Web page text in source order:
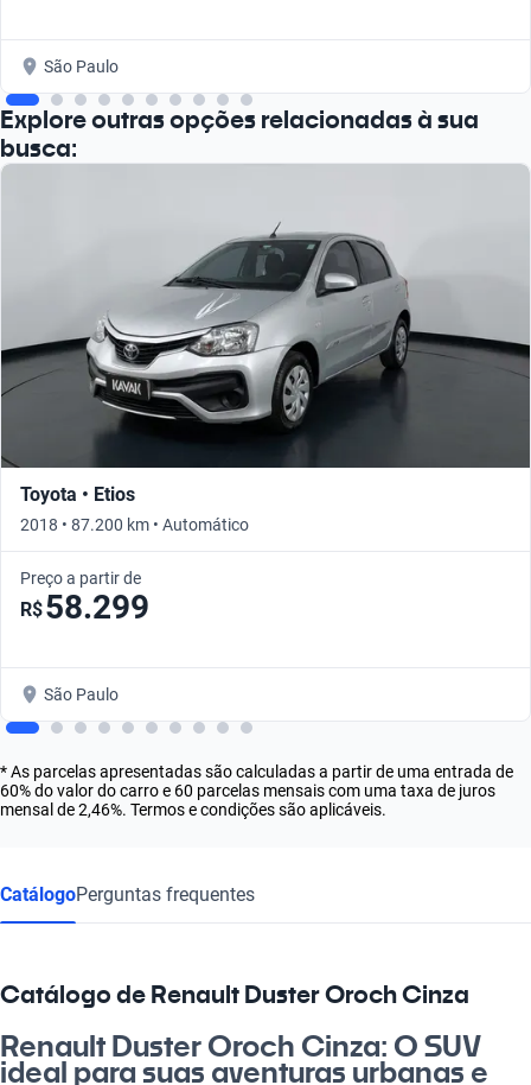
São Paulo
Explore outras opções relacionadas à sua
busca:
Toyota • Etios
2018 • 87.200 km • Automático
Preço a partir de
R$58.299
São Paulo
* As parcelas apresentadas são calculadas a partir de uma entrada de
60% do valor do carro e 60 parcelas mensais com uma taxa de juros
mensal de 2,46%. Termos e condições são aplicáveis.
CatálogoPerguntas frequentes
Catálogo de Renault Duster Oroch Cinza
Renault Duster Oroch Cinza: O SUV
ideal para suas aventuras urbanas e